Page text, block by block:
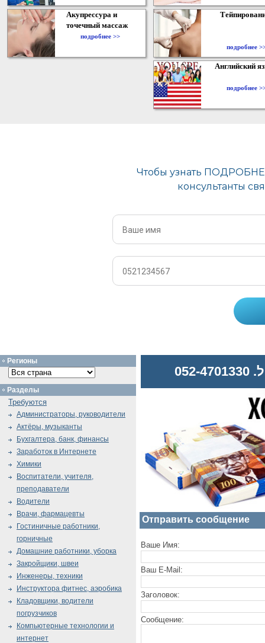
Акупрессура и
точечный массаж
подробнее >>
подробнее
Английский
подробнее
Отправить сообщение
Ваше Имя:
Ваш E-Mail:
Заголовок:
Сообщение:
Регионы
Разделы
Требуются
Администраторы, руководители
Актёры, музыканты
Бухгалтера, банк, финансы
Заработок в Интернете
Химики
Воспитатели, учителя,
преподаватели
Водители
Врачи, фармацевты
Гостиничные работники,
горничные
Домашние работники, уборка
Закройщики, швеи
Инженеры, техники
Инструктора фитнес, аэробика
Кладовщики, водители
погрузчиков
Компьютерные технологии и
интернет